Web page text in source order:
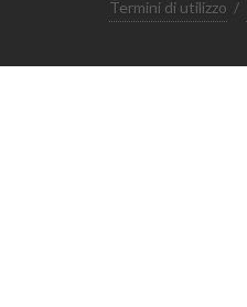
Termini di utilizzo /